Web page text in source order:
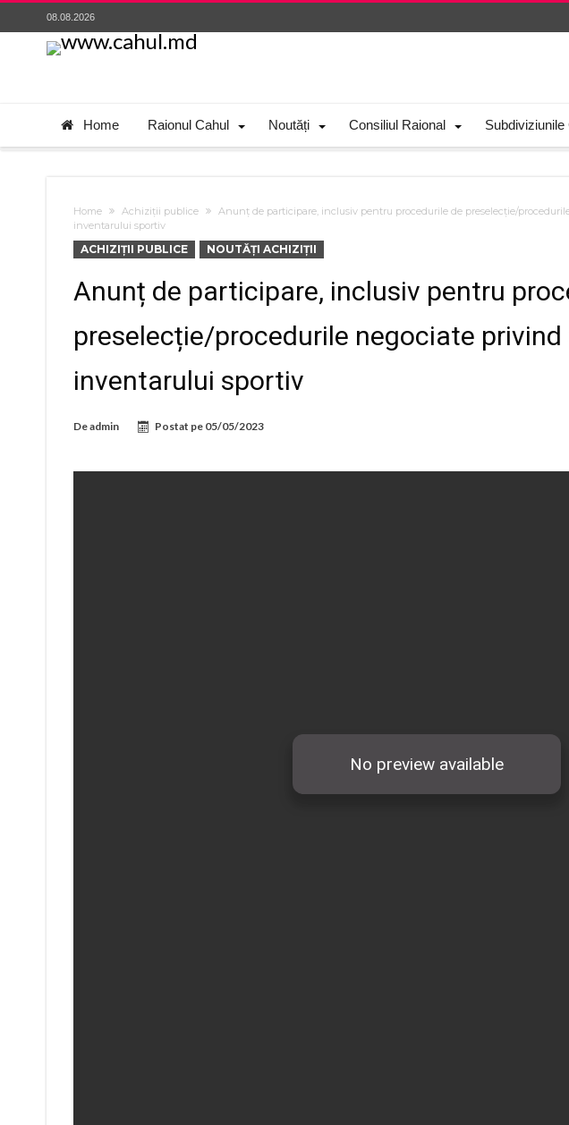
08.08.2026
Home Raionul Cahul Noutăți Consiliul Raional Subdiviziunile
Home Achiziții publice
Anunț de participare, inclusiv pentru procedurile de preselecție/
inventarului sportiv
ACHIZIȚII PUBLICE NOUTĂȚI ACHIZIȚII
Anunț de participare, inclusiv pentru
preselecție/procedurile negociate
inventarului sportiv
Deadmin Postat pe 05/05/2023